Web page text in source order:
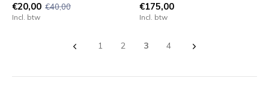
€20,00 €40,00
Incl. btw
€175,00
Incl. btw
1 2 3 4